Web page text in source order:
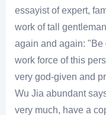
essayist of expert,
work of tall
again and again: "Be
work force of this
very god-given and
Wu Jia abundant
very much, have a